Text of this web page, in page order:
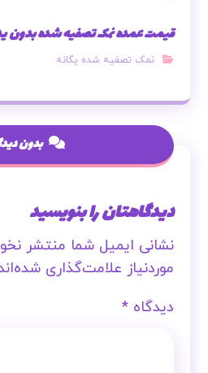
قیمت عمده نمک تصفیه شده بدون
نمک تصفیه شده یگانه
بدون
دیدگاهتان را بنویسید
نشانی ایمیل شما منتشر
موردنیاز علامت‌گذاری
دیدگاه*